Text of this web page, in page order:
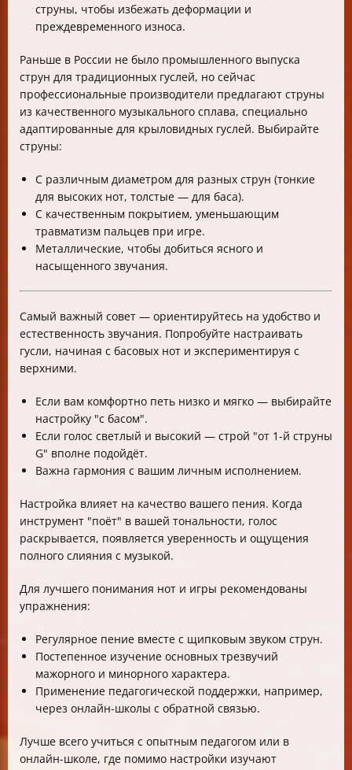
струны, чтобы избежать деформации и
преждевременного износа.
Раньше в России не было промышленного выпуска
струн для традиционных гуслей, но сейчас
профессиональные производители предлагают струны
из качественного музыкального сплава, специально
адаптированные для крыловидных гуслей. Выбирайте
струны:
С различным диаметром для разных струн (тонкие
для высоких нот, толстые — для баса).
С качественным покрытием, уменьшающим
травматизм пальцев при игре.
Металлические, чтобы добиться ясного и
насыщенного звучания.
Самый важный совет — ориентируйтесь на удобство и
естественность звучания. Попробуйте настраивать
гусли, начиная с басовых нот и экспериментируя с
верхними.
Если вам комфортно петь низко и мягко — выбирайте
настройку "с басом".
Если голос светлый и высокий — строй "от 1-й струны
G" вполне подойдёт.
Важна гармония с вашим личным исполнением.
Настройка влияет на качество вашего пения. Когда
инструмент "поёт" в вашей тональности, голос
раскрывается, появляется уверенность и ощущения
полного слияния с музыкой.
Для лучшего понимания нот и игры рекомендованы
упражнения:
Регулярное пение вместе с щипковым звуком струн.
Постепенное изучение основных трезвучий
мажорного и минорного характера.
Применение педагогической поддержки, например,
через онлайн-школы с обратной связью.
Лучше всего учиться с опытным педагогом или в
онлайн-школе, где помимо настройки изучают